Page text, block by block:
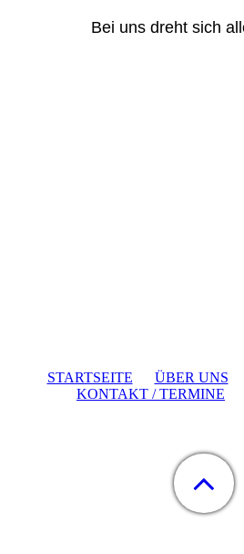
Bei uns dreht sich
STARTSEITE ÜBER UNS
KONTAKT / TERMINE